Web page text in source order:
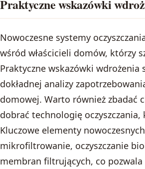
Praktyczne wskazówki
Nowoczesne systemy
wśród właścicieli domów, którzy
Praktyczne wskazówki wdrożenia
dokładnej analizy
domowej. Warto również zbadać
dobrać technologię
Kluczowe elementy
mikrofiltrowanie, oczyszczanie
membran filtrujących, co